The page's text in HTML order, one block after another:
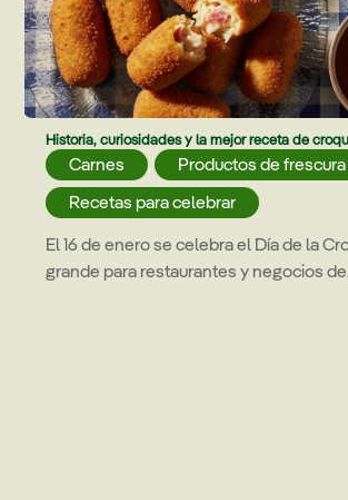
Historia, curiosidades y la mejor receta de
Carnes , Productos de frescura
Recetas para celebrar
El 16 de enero se celebra el Día de la
grande para restaurantes y negocios